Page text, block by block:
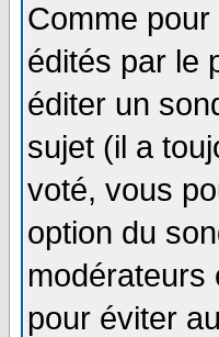
Comme
édités par le
éditer un
sujet (il a
voté, vous
option du
modérateurs
pour éviter